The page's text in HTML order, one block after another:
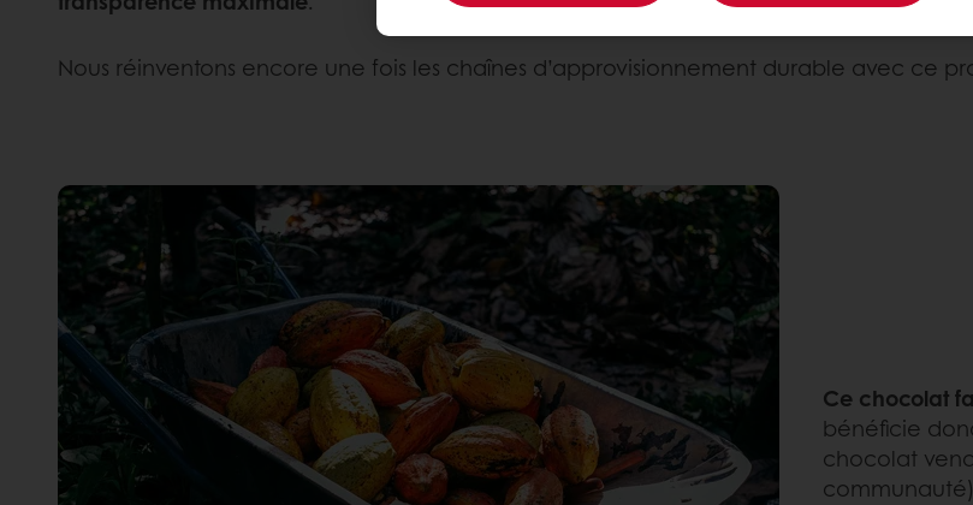
Nous réinventons encore une fois les chaînes d’approvisionnement durable avec ce
Ce chocolat
bénéficie
chocolat